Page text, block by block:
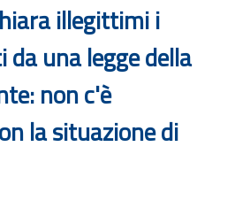
illegittimi i
una legge della
non c'è
la situazione di